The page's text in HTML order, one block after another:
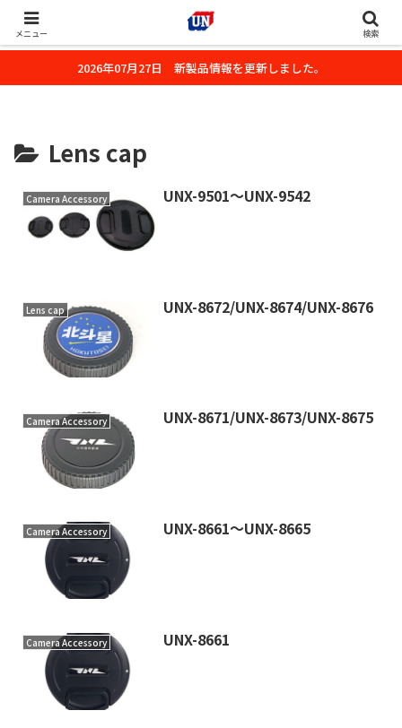
株式会社ユーエヌのオフィシャルホームページです。デジタルカメラ・カメ
ラ・水中撮影用の撮影アクセサリーのご紹介をいたします。
2026年07月27日 新製品情報を更新しました。
Lens cap
Camera Accessory UNX-9501～UNX-9542
Lens cap UNX-8672/UNX-8674/UNX-8676
Camera Accessory UNX-8671/UNX-8673/UNX-8675
Camera Accessory UNX-8661～UNX-8665
Camera Accessory UNX-8661
メニュー 検索